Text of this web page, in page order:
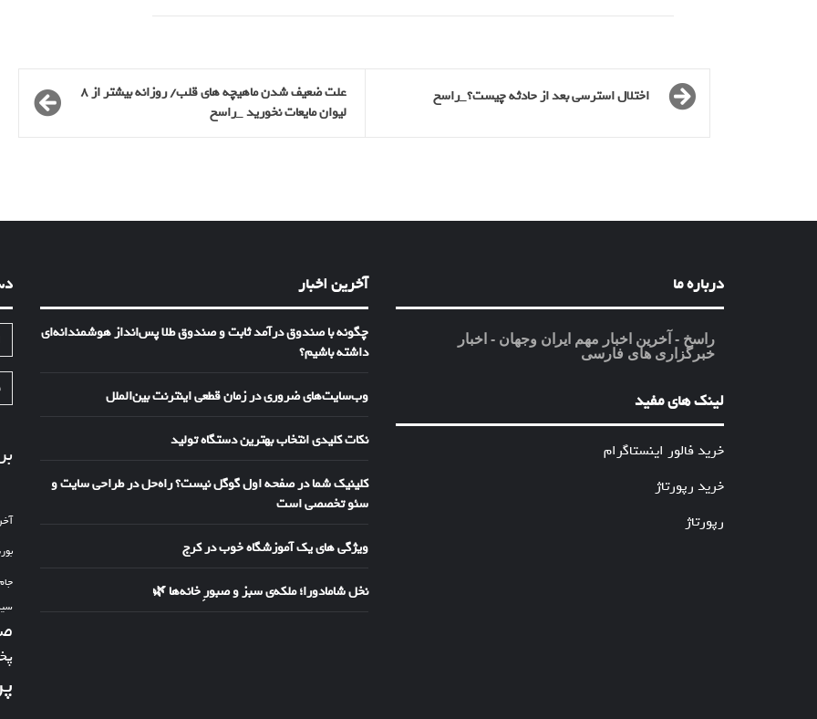
اختلال استرسی بعد از حادثه چیست؟_راسخ
علت ضعیف شدن ماهیچه های قلب/ روزانه بیشتر از ۸
لیوان مایعات نخورید _راسخ
درباره ما
راسخ - آخرین اخبار مهم ایران وجهان - اخبار
خبرگزاری های فارسی
لینک های مفید
خرید فالور اینستاگرام
خرید رپورتاژ
رپورتاژ
آخرین اخبار
چگونه با صندوق درآمد ثابت و صندوق طلا پس‌انداز هوشمندانه‌ای
داشته باشیم؟
وب‌سایت‌های ضروری در زمان قطعی اینترنت بین‌الملل
نکات کلیدی انتخاب بهترین دستگاه تولید
کلینیک شما در صفحه اول گوگل نیست؟ راه‌حل در طراحی سایت و
سئو تخصصی است
ویژگی های یک آموزشگاه خوب در کرج
نخل شامادورا؛ ملکه‌ی سبز و صبورِ خانه‌ها 🌿
آخر